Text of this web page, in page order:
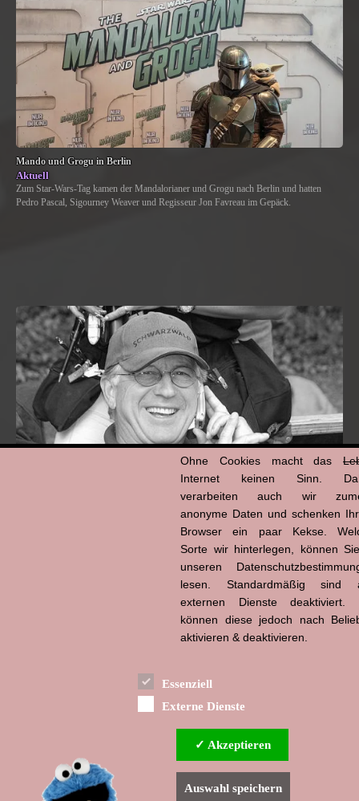
Mando und Grogu in Berlin
Aktuell
Zum Star-Wars-Tag kamen der Mandalorianer und Grogu nach Berlin und hatten
Pedro Pascal, Sigourney Weaver und Regisseur Jon Favreau im Gepäck.
Ohne Cookies macht das
Internet keinen Sinn.
verarbeiten auch wir
anonyme Daten und schenken
Browser ein paar Kekse.
Sorte wir hinterlegen, können
unseren
lesen. Standardmäßig sind
externen Dienste deaktiviert.
können diese jedoch nach
aktivieren & deaktivieren.
Essenziell
Externe Dienste
✓ Akzeptieren
Auswahl speichern